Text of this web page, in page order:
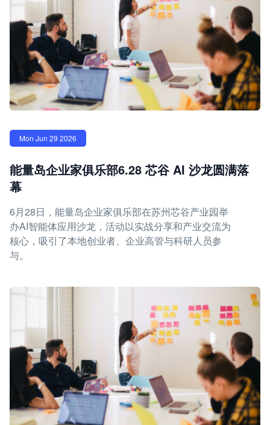
Mon Jun 29 2026
能量岛企业家俱乐部6.28 芯谷 AI 沙龙圆满落
幕
6月28日，能量岛企业家俱乐部在苏州芯谷产业园举
办AI智能体应用沙龙，活动以实战分享和产业交流为
核心，吸引了本地创业者、企业高管与科研人员参
与。